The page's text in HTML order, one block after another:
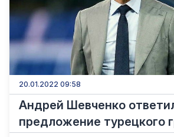
20.01.2022 09:58
Андрей Шевченко
предложение турецкого